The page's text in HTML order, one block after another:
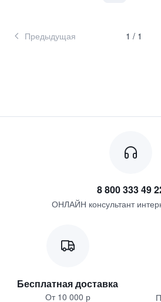
Предыдущая 1 / 1
8 800 333 49
ОНЛАЙН консультант
Бесплатная доставка
От 10 000 р